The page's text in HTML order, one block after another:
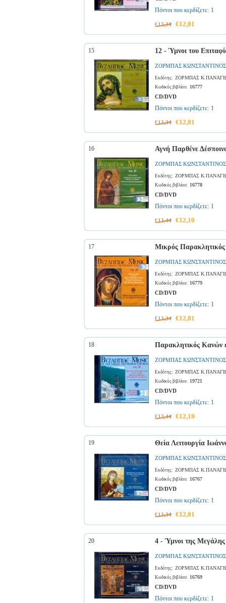
Πόντοι που κερδίζετε: 1
€13,34 €12,01
15 12 - Ύμνοι του
ΖΟΡΜΠΑΣ ΚΩΝΣΤΑΝΤΙΝΟΣ
Εκδότης: ΖΟΡΜΠΑΣ
Κωδικός βιβλίου: 16777
CD/DVD
Πόντοι που κερδίζετε: 1
€13,34 €12,01
16 Αγνή Παρθένε
ΖΟΡΜΠΑΣ ΚΩΝΣΤΑΝΤΙΝΟΣ
Εκδότης: ΖΟΡΜΠΑΣ
Κωδικός βιβλίου: 16778
CD/DVD
Πόντοι που κερδίζετε: 1
€13,44 €12,10
17 Μικρός Παρακλητικός
ΖΟΡΜΠΑΣ ΚΩΝΣΤΑΝΤΙΝΟΣ
Εκδότης: ΖΟΡΜΠΑΣ
Κωδικός βιβλίου: 16779
CD/DVD
Πόντοι που κερδίζετε: 1
€13,34 €12,01
18 Παρακλητικός Κανών
ΖΟΡΜΠΑΣ ΚΩΝΣΤΑΝΤΙΝΟΣ
Εκδότης: ΖΟΡΜΠΑΣ
Κωδικός βιβλίου: 19721
CD/DVD
Πόντοι που κερδίζετε: 1
€13,44 €12,10
19 Θεία Λειτουργία
ΖΟΡΜΠΑΣ ΚΩΝΣΤΑΝΤΙΝΟΣ
Εκδότης: ΖΟΡΜΠΑΣ
Κωδικός βιβλίου: 16767
CD/DVD
Πόντοι που κερδίζετε: 1
€13,34 €12,01
20 4 - Ύμνοι της
ΖΟΡΜΠΑΣ ΚΩΝΣΤΑΝΤΙΝΟΣ
Εκδότης: ΖΟΡΜΠΑΣ
Κωδικός βιβλίου: 16769
CD/DVD
Πόντοι που κερδίζετε: 1